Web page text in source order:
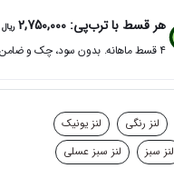
هر قسط با ترب‌پی: 2,750,000 ریال
۴ قسط ماهانه. بدون سود، چک و ضامن.
لنز رنگی لنز یونیک
لنز سبز لنز سبز عسلی